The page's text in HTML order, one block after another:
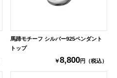
馬蹄モチーフ シルバー925ペンダント
トップ
￥8,800円（税込）